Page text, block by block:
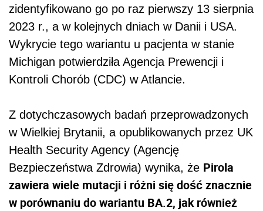
zidentyfikowano go po raz pierwszy 13 sierpnia
2023 r., a w kolejnych dniach w Danii i USA.
Wykrycie tego wariantu u pacjenta w stanie
Michigan potwierdziła Agencja Prewencji i
Kontroli Chorób (CDC) w Atlancie.
Z dotychczasowych badań przeprowadzonych
w Wielkiej Brytanii, a opublikowanych przez UK
Health Security Agency (Agencję
Bezpieczeństwa Zdrowia) wynika, że Pirola
zawiera wiele mutacji i różni się dość znacznie
w porównaniu do wariantu BA.2, jak również